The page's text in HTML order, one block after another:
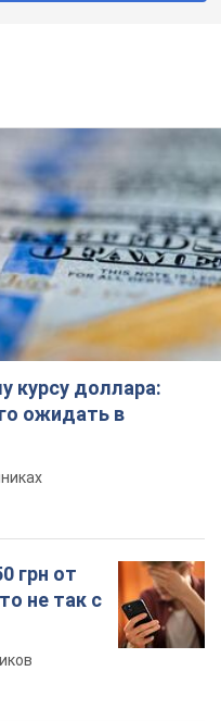
курсу доллара:
ожидать в
грн от
не так с